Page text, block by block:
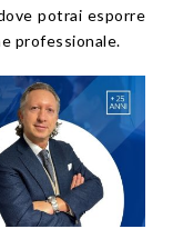
potrai esporre
professionale.